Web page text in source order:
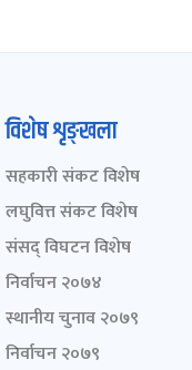
विशेष शृङ्खला
सहकारी संकट विशेष
लघुवित्त संकट विशेष
संसद् विघटन विशेष
निर्वाचन २०७४
स्थानीय चुनाव २०७९
निर्वाचन २०७९